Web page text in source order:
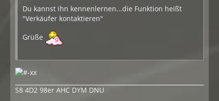
Du kannst ihn kennenlernen...die Funktion heißt
"Verkäufer kontaktieren"
Grüße
S8 4D2 98er AHC DYM DNU